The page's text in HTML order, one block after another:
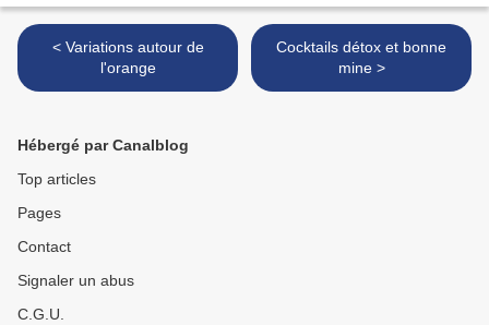
< Variations autour de
l'orange
Cocktails détox et bonne
mine >
Hébergé par Canalblog
Top articles
Pages
Contact
Signaler un abus
C.G.U.